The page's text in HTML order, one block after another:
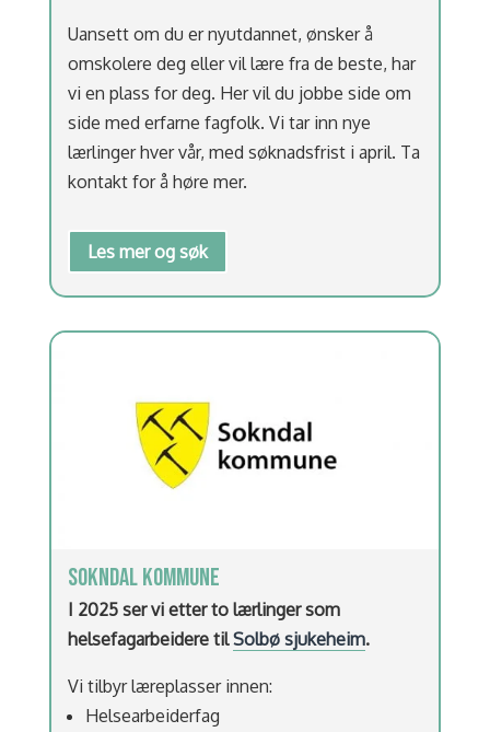
Uansett om du er nyutdannet, ønsker å
omskolere deg eller vil lære fra de beste, har
vi en plass for deg. Her vil du jobbe side om
side med erfarne fagfolk. Vi tar inn nye
lærlinger hver vår, med søknadsfrist i april. Ta
kontakt for å høre mer.
Les mer og søk
SOKNDAL KOMMUNE
I 2025 ser vi etter to lærlinger som
helsefagarbeidere tilSolbø sjukeheim.
Vi tilbyr læreplasser innen:
Helsearbeiderfag